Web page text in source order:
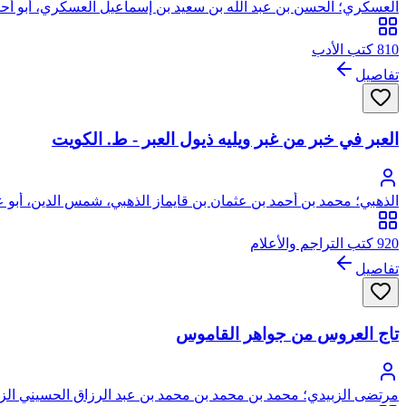
العسكري؛ الحسن بن عبد الله بن سعيد بن إسماعيل العسكري، أبو
810 كتب الأدب
تفاصيل
العبر في خبر من غبر ويليه ذيول العبر - ط. الكويت
الذهبي؛ محمد بن أحمد بن عثمان بن قايماز الذهبي، شمس الدين، أبو
920 كتب التراجم والأعلام
تفاصيل
تاج العروس من جواهر القاموس
مرتضى الزبيدي؛ محمد بن محمد بن محمد بن عبد الرزاق الحسيني